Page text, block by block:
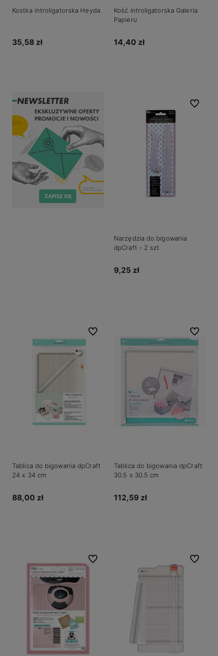
Kostka introligatorska Heyda
35,58 zł
Kość introligatorska Galeria
Papieru
14,40 zł
Narzędzia do bigowania
dpCraft - 2 szt
9,25 zł
Do
Tablica do bigowania dpCraft
24 x 34 cm
88,00 zł
Do ulubionych
Tablica do bigowania dpCraft
30.5 x 30.5 cm
112,59 zł
Do
Do ulubionych Do